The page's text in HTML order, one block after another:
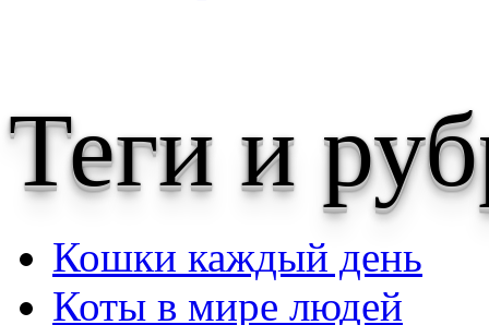
Теги и
Кошки каждый день
Коты в мире людей